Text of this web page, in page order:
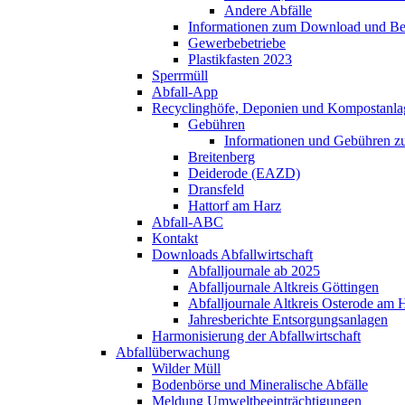
Andere Abfälle
Informationen zum Download und
Gewerbebetriebe
Plastikfasten 2023
Sperrmüll
Abfall-App
Recyclinghöfe, Deponien und
Gebühren
Informationen und Gebühren
Breitenberg
Deiderode (EAZD)
Dransfeld
Hattorf am Harz
Abfall-ABC
Kontakt
Downloads Abfallwirtschaft
Abfalljournale ab 2025
Abfalljournale Altkreis Göttingen
Abfalljournale Altkreis Osterode am
Jahresberichte Entsorgungsanlagen
Harmonisierung der Abfallwirtschaft
Abfallüberwachung
Wilder Müll
Bodenbörse und Mineralische Abfälle
Meldung Umweltbeeinträchtigungen